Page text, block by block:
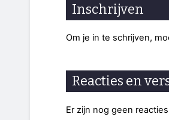
Inschrijven
Om je in te schrijven,
Reacties en
Er zijn nog geen